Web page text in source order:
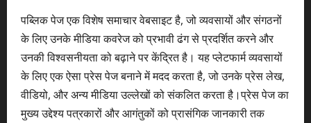
पब्लिक पेज एक विशेष समाचार वेबसाइट है, जो व्यवसायों और संगठनों
के लिए उनके मीडिया कवरेज को प्रभावी ढंग से प्रदर्शित करने और
उनकी विश्वसनीयता को बढ़ाने पर केंद्रित है। यह प्लेटफार्म व्यवसायों
के लिए एक ऐसा प्रेस पेज बनाने में मदद करता है, जो उनके प्रेस लेख,
वीडियो, और अन्य मीडिया उल्लेखों को संकलित करता है।प्रेस पेज का
मुख्य उद्देश्य पत्रकारों और आगंतुकों को प्रासंगिक जानकारी तक